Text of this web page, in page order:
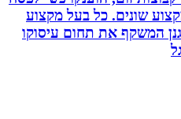
שונים. כל בעל מקצוע
את תחום עיסוקו